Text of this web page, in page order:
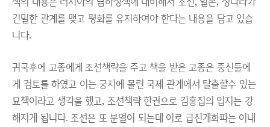
긴밀한 관계를 맺고 평화를 유지하여야 한다는 내용을 담고 있습
니다.
귀국후에 고종에게 조선책략을 주고 책을 받은 고종은 중신들에
게 검토를 하였고 이는 궁지에 몰린 국제 관계에서 탈출할수 있는
묘책이라고 생각을 했고, 조선책략 한권으로 김홍집의 입지는 강
해지게 됩니다. 조선은 또 분열이 되는데 이로 급진개화파는 이내